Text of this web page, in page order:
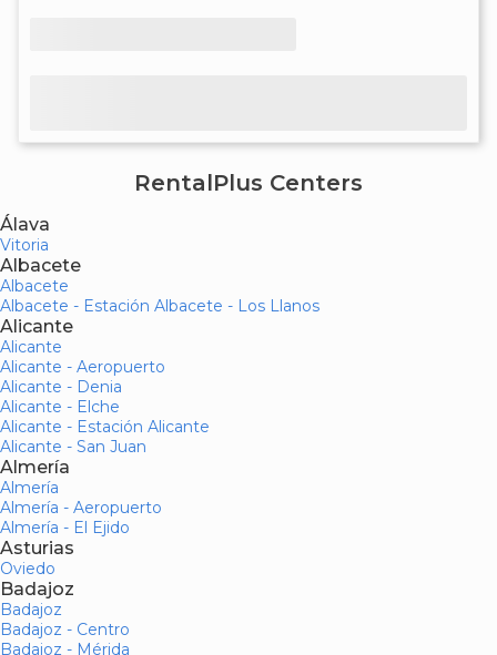
RentalPlus Centers
Álava
Vitoria
Albacete
Albacete
Albacete - Estación Albacete - Los Llanos
Alicante
Alicante
Alicante - Aeropuerto
Alicante - Denia
Alicante - Elche
Alicante - Estación Alicante
Alicante - San Juan
Almería
Almería
Almería - Aeropuerto
Almería - El Ejido
Asturias
Oviedo
Badajoz
Badajoz
Badajoz - Centro
Badajoz - Mérida